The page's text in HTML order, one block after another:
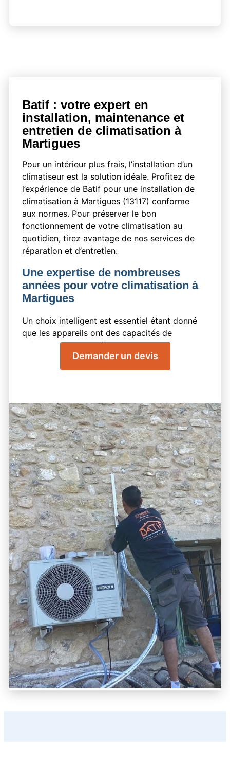
Batif : votre expert en
installation, maintenance et
entretien de climatisation à
Martigues
Pour un intérieur plus frais, l’installation d’un
climatiseur est la solution idéale. Profitez de
l’expérience de Batif pour une installation de
climatisation à Martigues (13117) conforme
aux normes. Pour préserver le bon
fonctionnement de votre climatisation au
quotidien, tirez avantage de nos services de
réparation et d’entretien.
Une expertise de nombreuses
années pour votre climatisation à
Martigues
Un choix intelligent est essentiel étant donné
que les appareils ont des capacités de
refroidissement variées, pour obtenir une
climatisation performante et écoénergétique.
Batif vous propose des techniciens habiles à
climatisation. Chaque démarche de
climatisation est traitée comme unique,
reconnaissant les caractéristiques et besoins
propres à chaque habitation. En particulier,
pour réfrigérer une maison entière, un
système multisplit est plus conseillé, à
l’opposé du monosplit qui est conçu pour une
seule pièce.
Les règles légales sont toujours respectées
afin de garantir une installation conforme et
une durabilité dans le temps.
Entretien climatisation à
Martigues : nous nous occupons
de tout !
Un entretien consciencieux est crucial pour la
durabilité et l’efficacité optimale de votre
climatisation.
L’efficacité et la rapidité de nos équipes de
dépannage climatisation vous garantissent
une intervention rapide à domicile. Pensez à
faire vérifier les paramètres de vos appareils
de temps en temps. Cela vous aidera à
Demander un devis